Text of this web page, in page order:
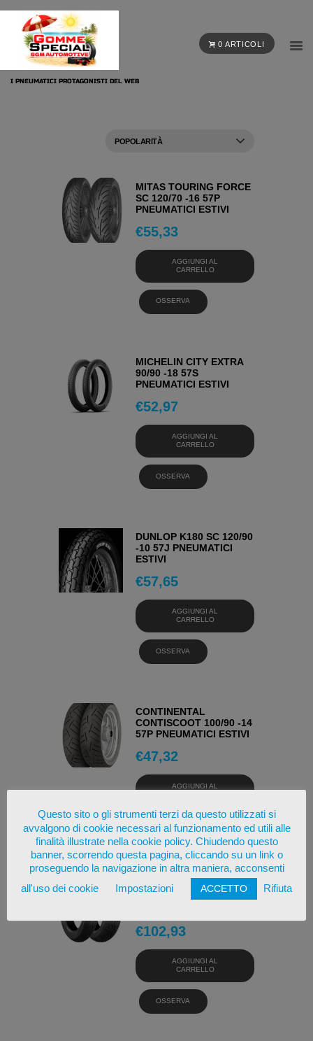
0 ARTICOLI
I PNEUMATICI PROTAGONISTI DEL WEB
MITAS TOURING FORCE
SC 120/70 -16 57P
PNEUMATICI ESTIVI
€55,33
AGGIUNGI AL
CARRELLO
OSSERVA
MICHELIN CITY EXTRA
90/90 -18 57S
PNEUMATICI ESTIVI
€52,97
AGGIUNGI AL
CARRELLO
OSSERVA
DUNLOP K180 SC 120/90
-10 57J PNEUMATICI
ESTIVI
€57,65
AGGIUNGI AL
CARRELLO
OSSERVA
CONTINENTAL
CONTISCOOT 100/90 -14
57P PNEUMATICI ESTIVI
€47,32
AGGIUNGI AL
OSSERVA
BRIDGESTONE E-MAX
100/90 -19 57H
€102,93
AGGIUNGI AL
CARRELLO
OSSERVA
Questo sito o gli strumenti terzi da questo utilizzati si
avvalgono di cookie necessari al funzionamento ed utili alle
finalità illustrate nella cookie policy. Chiudendo questo
banner, scorrendo questa pagina, cliccando su un link o
proseguendo la navigazione in altra maniera, acconsenti
all'uso dei cookie
Impostazioni ACCETTO Rifiuta